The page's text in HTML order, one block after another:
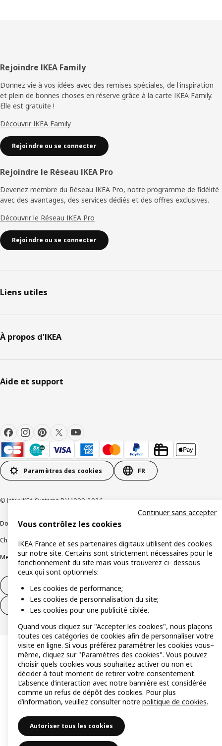
Pied
de
page
Rejoindre IKEA Family
Donnez vie à vos idées avec des remises spéciales, de l'inspiration
et plein de bonnes choses en réserve grâce à la carte IKEA Family.
Elle est gratuite !
Découvrir IKEA Family
Rejoindre ou se connecter
Rejoindre le Réseau IKEA Pro
Devenez membre du Réseau IKEA Pro, notre programme de fidélité
avec des avantages, des services dédiés et des offres exclusives.
Découvrir le Réseau IKEA Pro
Rejoindre ou se connecter
Liens utiles
À propos d'IKEA
Aide et support
Paramètres des cookies FR
© Inter IKEA Systems B.V 1999-2026
Documents juridiques et informations légales
Charte de protection des données
Politique relative aux cookies
Mentions légales Alertes fraudeRappel produitAccessibilité : non conforme
Formulaire de rétractation – produits
Formulaire de rétractation – services
Vous contrôlez les cookies
IKEA France et ses partenaires digitaux utilisent des cookies
sur notre site. Certains sont strictement nécessaires pour le
fonctionnement du site mais vous trouverez ci- dessous
ceux qui sont optionnels:
Les cookies de performance;
Les cookies de personnalisation du site;
Les cookies pour une publicité ciblée.
Quand vous cliquez sur "Accepter les cookies", nous plaçons
toutes ces catégories de cookies afin de personnaliser votre
visite en ligne. Si vous préférez paramétrer les cookies vous–
même, cliquez sur "Paramètres des cookies". Vous pouvez
choisir quels cookies vous souhaitez activer ou non et
décider à tout moment de retirer votre consentement.
L’absence d’interaction avec notre bannière est considérée
comme un refus de dépôt des cookies. Pour plus
d’information, veuillez consulter notre politique de cookies.
Autoriser tous les cookies
Continuer sans accepter